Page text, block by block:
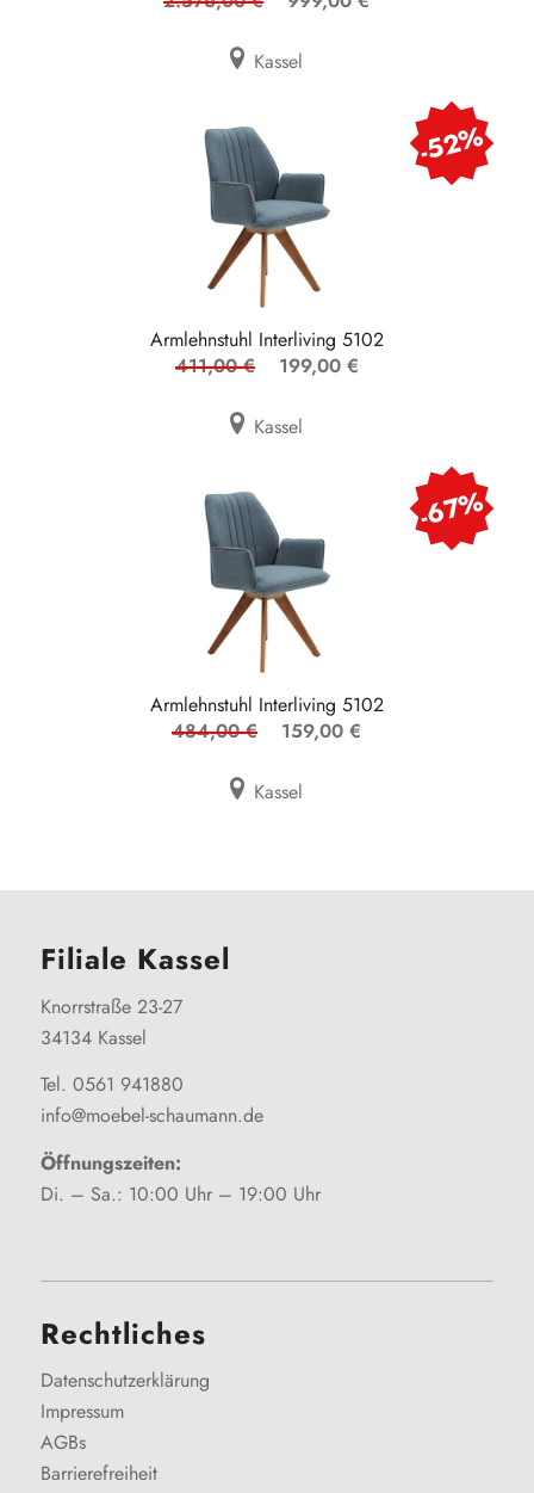
Kassel
Armlehnstuhl Interliving 5102
411,00 €
199,00 €
Kassel
-52%
Armlehnstuhl Interliving 5102
484,00 €
159,00 €
Kassel
-67%
Filiale Kassel
Knorrstraße 23-27
34134 Kassel
Tel. 0561 941880
info@moebel-schaumann.de
Öffnungszeiten:
Di. – Sa.: 10:00 Uhr – 19:00 Uhr
Rechtliches
Datenschutzerklärung
Impressum
AGBs
Barrierefreiheit